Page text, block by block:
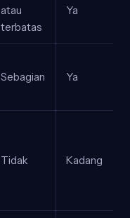
atau
terbatas
Ya
Sebagian Ya
Tidak Kadang